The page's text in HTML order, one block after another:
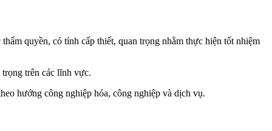
quyền, có tính cấp thiết, quan trọng nhằm thực hiện tốt nhiệm
trên các lĩnh vực.
hướng công nghiệp hóa, công nghiệp và dịch vụ.